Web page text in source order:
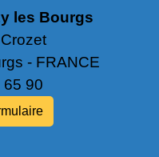
les Bourgs
- FRANCE
65 90